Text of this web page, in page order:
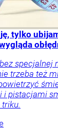
tylko
specjalnej
trzeba też
i pistacjami